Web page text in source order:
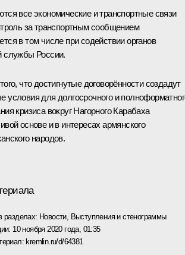
все экономические и транспортные связи
за транспортным сообщением
в том числе при содействии органов
службы России.
что достигнутые договорённости создадут
условия для долгосрочного и
кризиса вокруг Нагорного Карабаха
основе и в интересах армянского
народов.
разделах: Новости, Выступления и стенограммы
10 ноября 2020 года, 01:35
kremlin.ru/d/64381